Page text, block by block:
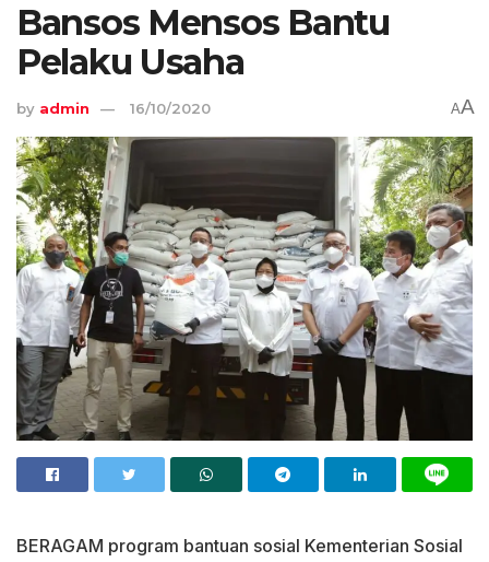
Bansos Mensos Bantu
Pelaku Usaha
by admin 16/10/2020 AA
BERAGAM program bantuan sosial Kementerian Sosial